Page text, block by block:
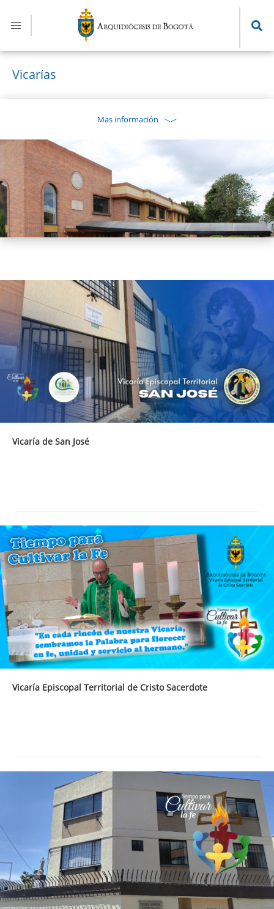
contenido
principal
Vicarías
Mas información
Vicaría de San José
Vicaría Episcopal Territorial de Cristo Sacerdote